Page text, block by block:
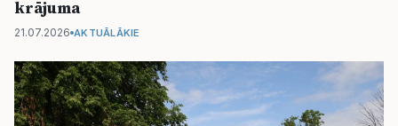
krājuma
21.07.2026 AKTUĀLĀKIE